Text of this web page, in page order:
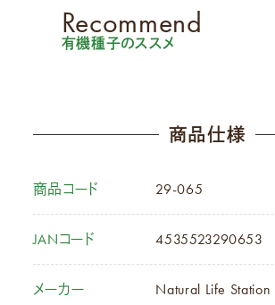
Recommend
有機種子のススメ
商品仕様
商品コード 29-065
JANコード 4535523290653
メーカー Natural Life Station